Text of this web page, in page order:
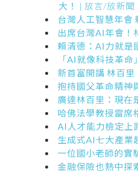
大！
| 放言/放新聞
台灣人工智慧年會
出席台灣AI年會！
賴清德：AI力就是
「AI就像科技革
新首富開講 林百
抱持國父革命精神
廣達林百里：現在
哈佛法學教授雷席
AI人才能力檢定上
生成式AI七大產業
一位國小老師的實
金融保險也熱中探